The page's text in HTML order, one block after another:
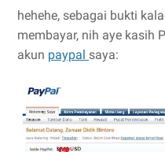
hehehe, sebagai bukti
membayar, nih aye kasih
akun paypal saya: